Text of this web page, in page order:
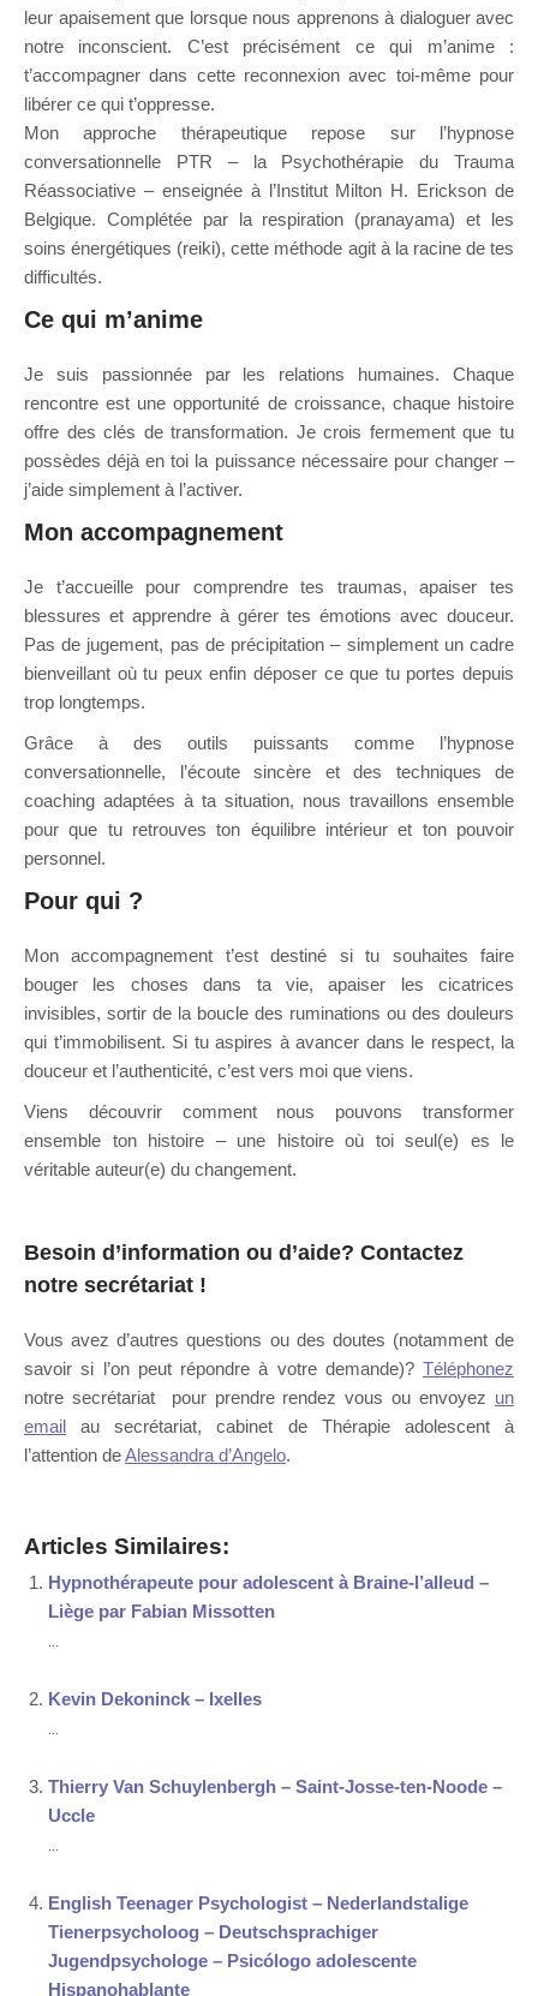
leur apaisement que lorsque nous apprenons à dialoguer avec
notre inconscient. C’est précisément ce qui m’anime :
t’accompagner dans cette reconnexion avec toi-même pour
libérer ce qui t’oppresse.
Mon approche thérapeutique repose sur l’hypnose
conversationnelle PTR – la Psychothérapie du Trauma
Réassociative – enseignée à l’Institut Milton H. Erickson de
Belgique. Complétée par la respiration (pranayama) et les
soins énergétiques (reiki), cette méthode agit à la racine de tes
difficultés.
Ce qui m’anime
Je suis passionnée par les relations humaines. Chaque
rencontre est une opportunité de croissance, chaque histoire
offre des clés de transformation. Je crois fermement que tu
possèdes déjà en toi la puissance nécessaire pour changer –
j’aide simplement à l’activer.
Mon accompagnement
Je t’accueille pour comprendre tes traumas, apaiser tes
blessures et apprendre à gérer tes émotions avec douceur.
Pas de jugement, pas de précipitation – simplement un cadre
bienveillant où tu peux enfin déposer ce que tu portes depuis
trop longtemps.
Grâce à des outils puissants comme l’hypnose
conversationnelle, l’écoute sincère et des techniques de
coaching adaptées à ta situation, nous travaillons ensemble
pour que tu retrouves ton équilibre intérieur et ton pouvoir
personnel.
Pour qui ?
Mon accompagnement t’est destiné si tu souhaites faire
bouger les choses dans ta vie, apaiser les cicatrices
invisibles, sortir de la boucle des ruminations ou des douleurs
qui t’immobilisent. Si tu aspires à avancer dans le respect, la
douceur et l’authenticité, c’est vers moi que viens.
Viens découvrir comment nous pouvons transformer
ensemble ton histoire – une histoire où toi seul(e) es le
véritable auteur(e) du changement.
Besoin d’information ou d’aide? Contactez
notre secrétariat !
Vous avez d’autres questions ou des doutes (notamment de
savoir si l’on peut répondre à votre demande)? Téléphonez
notre secrétariat pour prendre rendez vous ou envoyez un
email au secrétariat, cabinet de Thérapie adolescent à
l’attention deAlessandra d’Angelo.
Articles Similaires:
Hypnothérapeute pour adolescent à Braine-l’alleud –
Liège par Fabian Missotten
Kevin Dekoninck – Ixelles
Thierry Van Schuylenbergh – Saint-Josse-ten-Noode –
Uccle
English Teenager Psychologist – Nederlandstalige
Tienerpsycholoog – Deutschsprachiger
Jugendpsychologe – Psicólogo adolescente
Hispanohablante